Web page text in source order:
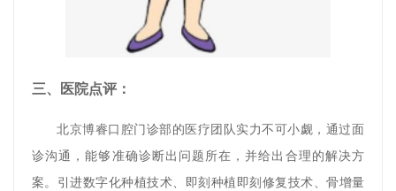
三、医院点评：
北京博睿口腔门诊部的医疗团队实力不可小觑，通过面
诊沟通，能够准确诊断出问题所在，并给出合理的解决方
案。引进数字化种植技术、即刻种植即刻修复技术、骨增量